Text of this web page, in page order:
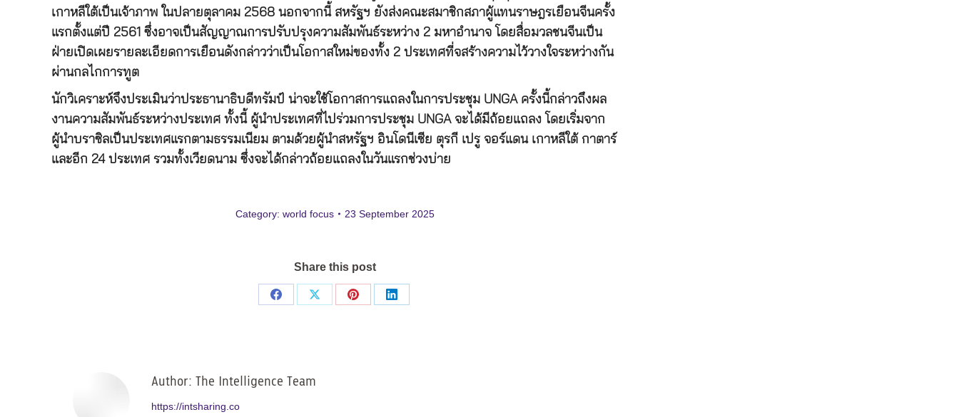
เกาหลีใต้เป็นเจ้าภาพ ในปลายตุลาคม 2568 นอกจากนี้ สหรัฐฯ ยังส่งคณะสมาชิกสภาผู้แทนราษฎรเยือนจีนครั้ง
แรกตั้งแต่ปี 2561 ซึ่งอาจเป็นสัญญาณการปรับปรุงความสัมพันธ์ระหว่าง 2 มหาอำนาจ โดยสื่อมวลชนจีนเป็น
ฝ่ายเปิดเผยรายละเอียดการเยือนดังกล่าวว่าเป็นโอกาสใหม่ของทั้ง 2 ประเทศที่จสร้างความไว้วางใจระหว่างกัน
ผ่านกลไกการทูต
นักวิเคราะห์จึงประเมินว่าประธานาธิบดีทรัมป์ น่าจะใช้โอกาสการแถลงในการประชุม UNGA ครั้งนี้กล่าวถึงผล
งานความสัมพันธ์ระหว่างประเทศ ทั้งนี้ ผู้นำประเทศที่ไปร่วมการประชุม UNGA จะได้มีถ้อยแถลง โดยเริ่มจาก
ผู้นำบราซิลเป็นประเทศแรกตามธรรมเนียม ตามด้วยผู้นำสหรัฐฯ อินโดนีเซีย ตุรกี เปรู จอร์แดน เกาหลีใต้ กาตาร์
และอีก 24 ประเทศ รวมทั้งเวียดนาม ซึ่งจะได้กล่าวถ้อยแถลงในวันแรกช่วงบ่าย
Category: world focus 23 September 2025
Share this post
Share
Share
Share
Share
Author: The Intelligence Team
https://intsharing.co